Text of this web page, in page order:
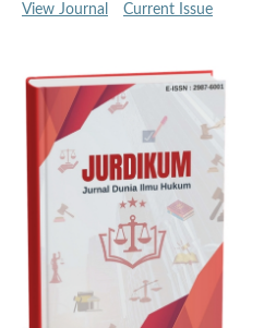
View Journal Current Issue